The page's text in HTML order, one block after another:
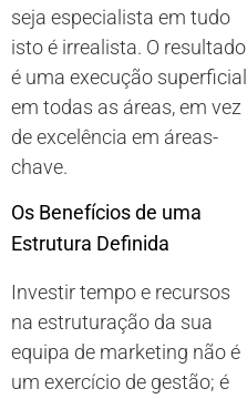
seja especialista em tudo
isto é irrealista. O resultado
é uma execução superficial
em todas as áreas, em vez
de excelência em áreas-
chave.
Os Benefícios de uma
Estrutura Definida
Investir tempo e recursos
na estruturação da sua
equipa de marketing não é
um exercício de gestão; é